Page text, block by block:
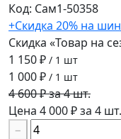
Код: Сам1-50358
+Скидка 20% на
Скидка «Товар на
1 150 ₽ / 1 шт
1 000 ₽ / 1 шт
4 600 ₽ за 4 шт.
Цена 4 000 ₽ за 4 шт.
−